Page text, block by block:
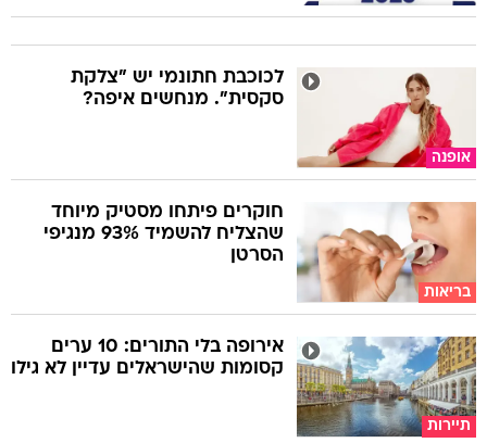
אופנה
לכוכבת חתונמי יש "צלקת
סקסית". מנחשים איפה?
בריאות
חוקרים פיתחו מסטיק מיוחד
שהצליח להשמיד 93% מנגיפי
הסרטן
תיירות
אירופה בלי התורים: 10 ערים
קסומות שהישראלים עדיין לא גילו